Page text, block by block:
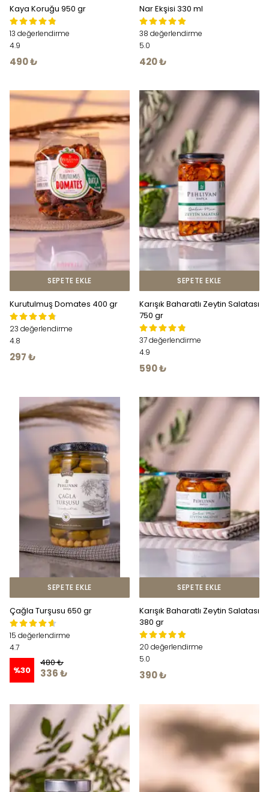
Kaya Koruğu 950 gr
13 değerlendirme
4.9
490 ₺
Nar Ekşisi 330 ml
38 değerlendirme
5.0
420 ₺
SEPETE EKLE
Kurutulmuş Domates 400 gr
23 değerlendirme
4.8
297 ₺
SEPETE EKLE
Karışık Baharatlı Zeytin Salatası
750 gr
37 değerlendirme
4.9
590 ₺
SEPETE EKLE
Çağla Turşusu 650 gr
15 değerlendirme
4.7
%30
480 ₺
336 ₺
SEPETE EKLE
Karışık Baharatlı Zeytin Salatası
380 gr
20 değerlendirme
5.0
390 ₺